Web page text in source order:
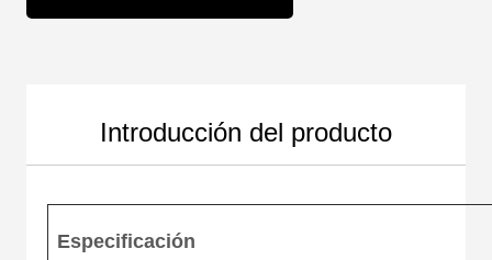
Introducción del producto